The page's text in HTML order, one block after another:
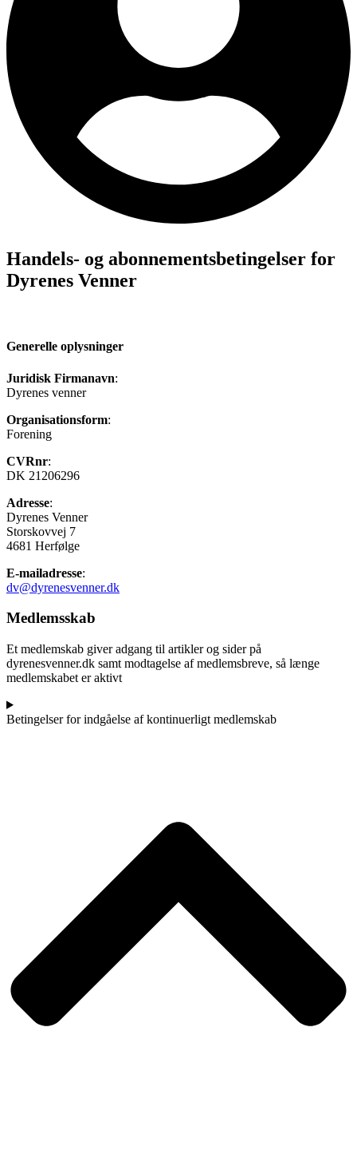
Handels- og abonnementsbetingelser for
Dyrenes Venner
Generelle oplysninger
Juridisk Firmanavn:
Dyrenes venner
Organisationsform:
Forening
CVRnr:
DK 21206296
Adresse:
Dyrenes Venner
Storskovvej 7
4681 Herfølge
E-mailadresse:
dv@dyrenesvenner.dk
Medlemsskab
Et medlemskab giver adgang til artikler og sider på
dyrenesvenner.dk samt modtagelse af medlemsbreve, så længe
medlemskabet er aktivt
Betingelser for indgåelse af kontinuerligt medlemskab